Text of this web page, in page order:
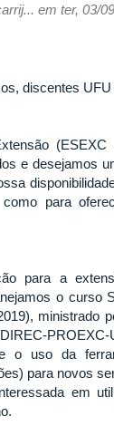
em ter, 03/
discentes
(ESEXC
e desejamos
para
para a
o curso
ministrado
PROEXC-
o uso da
para novos
em